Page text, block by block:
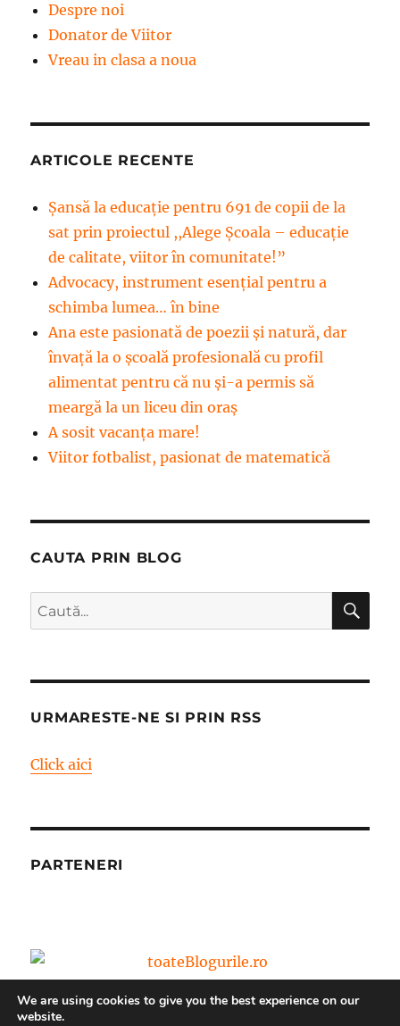
Despre noi
Donator de Viitor
Vreau in clasa a noua
ARTICOLE RECENTE
Șansă la educație pentru 691 de copii de la
sat prin proiectul ,,Alege Școala – educație
de calitate, viitor în comunitate!”
Advocacy, instrument esenţial pentru a
schimba lumea… în bine
Ana este pasionată de poezii și natură, dar
învață la o școală profesională cu profil
alimentat pentru că nu și-a permis să
meargă la un liceu din oraș
A sosit vacanța mare!
Viitor fotbalist, pasionat de matematică
CAUTA PRIN BLOG
Caută
după:
URMARESTE-NE SI PRIN RSS
Click aici
PARTENERI
We are using cookies to give you the best experience on our
website.